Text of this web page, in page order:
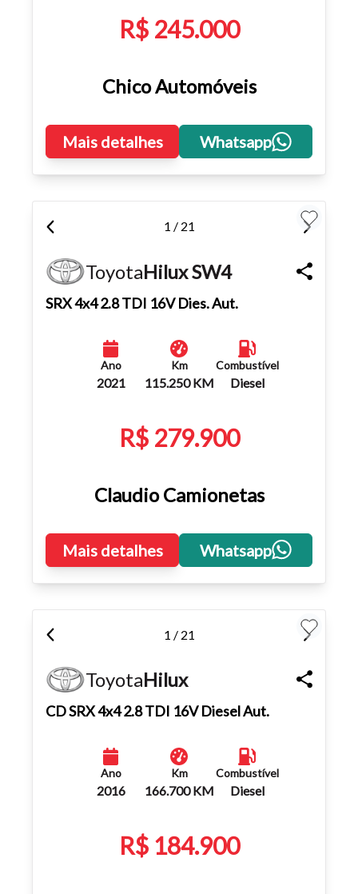
R$ 245.000
Chico Automóveis
Mais detalhes Whatsapp
1 / 21
ToyotaHilux SW4
SRX 4x4 2.8 TDI 16V Dies. Aut.
Ano
2021
Km
115.250 KM
Combustível
Diesel
R$ 279.900
Claudio Camionetas
Mais detalhes Whatsapp
1 / 21
ToyotaHilux
CD SRX 4x4 2.8 TDI 16V Diesel Aut.
Ano
2016
Km
166.700 KM
Combustível
Diesel
R$ 184.900